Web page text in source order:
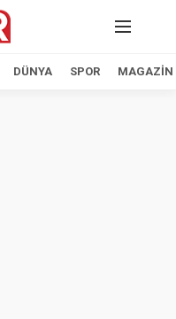
DÜNYA SPOR MAGAZIN